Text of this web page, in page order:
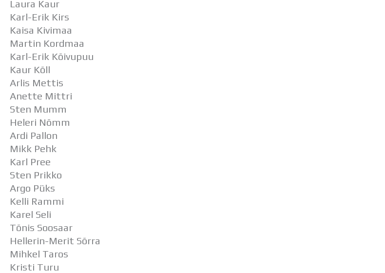
Laura Kaur
Karl-Erik Kirs
Kaisa Kivimaa
Martin Kordmaa
Karl-Erik Kõivupuu
Kaur Kõll
Arlis Mettis
Anette Mittri
Sten Mumm
Heleri Nõmm
Ardi Pallon
Mikk Pehk
Karl Pree
Sten Prikko
Argo Püks
Kelli Rammi
Karel Seli
Tõnis Soosaar
Hellerin-Merit Sõrra
Mihkel Taros
Kristi Turu